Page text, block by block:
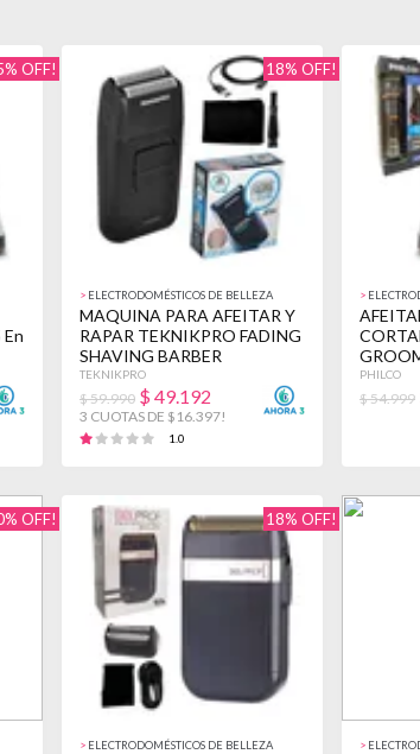
OFF! 18% OFF!
> ELECTRODOMÉSTICOS DE BELLEZA
MAQUINA PARA AFEITAR Y
RAPAR TEKNIKPRO FADING
SHAVING BARBER
TEKNIKPRO
$ 59.990 $ 49.192
3 CUOTAS DE $16.397!
1.0
>
NEGRO
PHILCO
$ 54.999
OFF! 18% OFF!
> ELECTRODOMÉSTICOS DE BELLEZA >